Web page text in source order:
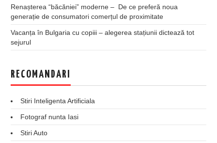
Renașterea “băcăniei” moderne – De ce preferă noua
generație de consumatori comerțul de proximitate
Vacanța în Bulgaria cu copiii – alegerea stațiunii dictează tot
sejurul
RECOMANDARI
Stiri Inteligenta Artificiala
Fotograf nunta Iasi
Stiri Auto